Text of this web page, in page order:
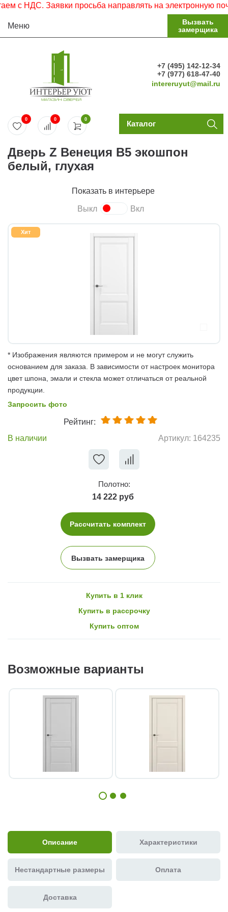
Заявки просьба направлять на электронную почту.
Меню
Вызвать
замерщика
+7 (495) 142-12-34
+7 (977) 618-47-40
intereruyut@mail.ru
0
0 0 Каталог
Дверь Z Венеция В5 экошпон
белый, глухая
Показать в интерьере
Выкл Вкл
Хит
* Изображения являются примером и не могут служить
основанием для заказа. В зависимости от настроек монитора
цвет шпона, эмали и стекла может отличаться от реальной
продукции.
Запросить фото
Рейтинг:
В наличии
Артикул: 164235
Полотно:
14 222 руб
Рассчитать комплект
Вызвать замерщика
Купить в 1 клик
Купить в рассрочку
Купить оптом
Возможные варианты
Описание Характеристики
Нестандартные размеры Оплата
Доставка